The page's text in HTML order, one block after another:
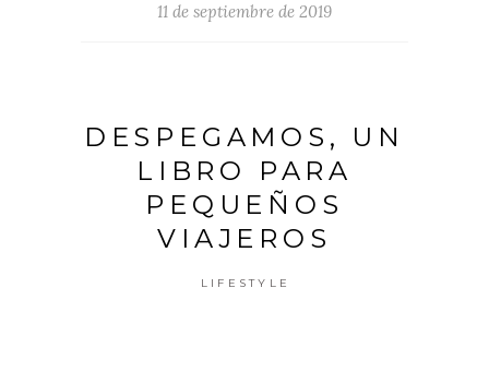
11 de septiembre de 2019
DESPEGAMOS, UN
LIBRO PARA
PEQUEÑOS
VIAJEROS
LIFESTYLE